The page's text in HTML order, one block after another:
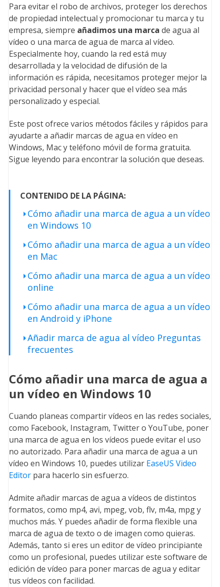
Para evitar el robo de archivos, proteger los derechos
de propiedad intelectual y promocionar tu marca y tu
empresa, siempre añadimos una marca de agua al
vídeo o una marca de agua de marca al vídeo.
Especialmente hoy, cuando la red está muy
desarrollada y la velocidad de difusión de la
información es rápida, necesitamos proteger mejor la
privacidad personal y hacer que el vídeo sea más
personalizado y especial.
Este post ofrece varios métodos fáciles y rápidos para
ayudarte a añadir marcas de agua en vídeo en
Windows, Mac y teléfono móvil de forma gratuita.
Sigue leyendo para encontrar la solución que deseas.
CONTENIDO DE LA PÁGINA:
Cómo añadir una marca de agua a un vídeo
en Windows 10
Cómo añadir una marca de agua a un vídeo
en Mac
Cómo añadir una marca de agua a un vídeo
online
Cómo añadir una marca de agua a un vídeo
en Android y iPhone
Añadir marca de agua al vídeo Preguntas
frecuentes
Cómo añadir una marca de agua a
un vídeo en Windows 10
Cuando planeas compartir vídeos en las redes sociales,
como Facebook, Instagram, Twitter o YouTube, poner
una marca de agua en los vídeos puede evitar el uso
no autorizado. Para añadir una marca de agua a un
vídeo en Windows 10, puedes utilizar EaseUS Video
Editorpara hacerlo sin esfuerzo.
Admite añadir marcas de agua a vídeos de distintos
formatos, como mp4, avi, mpeg, vob, flv, m4a, mpg y
muchos más. Y puedes añadir de forma flexible una
marca de agua de texto o de imagen como quieras.
Además, tanto si eres un editor de vídeo principiante
como un profesional, puedes utilizar este software de
edición de vídeo para poner marcas de agua y editar
tus vídeos con facilidad.